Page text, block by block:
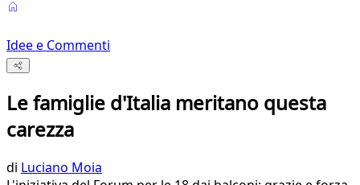
Idee e Commenti
Le famiglie d'Italia meritano questa
carezza
di Luciano Moia